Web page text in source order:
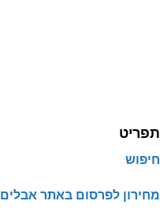
תפריט
חיפוש
מחירון לפרסום באתר אבלים